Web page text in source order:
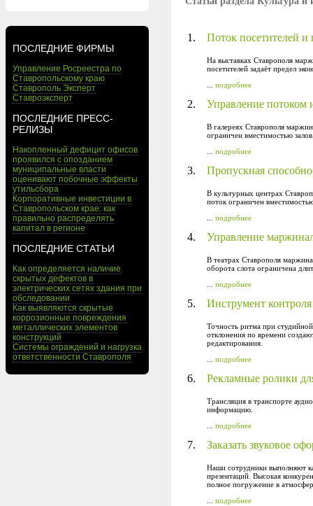
ПОСЛЕДНИЕ ФИРМЫ
Управление Росреестра по
Ставропольскому краю
Ставрополь Эксперт
Ставроэксперт
ПОСЛЕДНИЕ ПРЕСС-
РЕЛИЗЫ
Накопленный дефицит офисов
проявился с опозданием
муниципальные власти
оценивают побочные эффекты
утильсбора
Корпоративные инвестиции в
Ставропольском крае: как
правильно распределять
капитал в регионе
ПОСЛЕДНИЕ СТАТЬИ
Как определяется наличие
скрытых дефектов в
электрических сетях здания при
обследовании
Как выявляются скрытые
коррозионные повреждения
металлических элементов
конструкций
Системы ограждений и нагрузка
ответственности Ставрополя
1. Поток посетителей и
На выставках Ставрополя
посетителей задаёт предел
подробнее
2. Управление потоком
В галереях Ставрополя
ограничен вместимостью
подробнее
3. Пропускная
В культурных центрах
поток ограничен
подробнее
4. Управление
В театрах Ставрополя
оборота слота ограничена
подробнее
5. Инструмент
Точность ритма при
отклонения по времени
редактирования.
подробнее
6. Рекламные ролики
Трансляция в транспорте
информацию.
подробнее
7. Заказать звуковое
Наши сотрудники выполняют
презентаций. Высокая
полное погружение в
подробнее